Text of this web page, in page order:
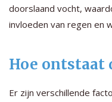
doorslaand vocht,
invloeden van regen en
Hoe ontstaat
Er zijn verschillende